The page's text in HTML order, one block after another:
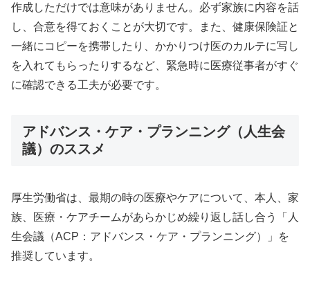
作成しただけでは意味がありません。必ず家族に内容を話
し、合意を得ておくことが大切です。また、健康保険証と
一緒にコピーを携帯したり、かかりつけ医のカルテに写し
を入れてもらったりするなど、緊急時に医療従事者がすぐ
に確認できる工夫が必要です。
アドバンス・ケア・プランニング（人生会
議）のススメ
厚生労働省は、最期の時の医療やケアについて、本人、家
族、医療・ケアチームがあらかじめ繰り返し話し合う「人
生会議（ACP：アドバンス・ケア・プランニング）」を
推奨しています。